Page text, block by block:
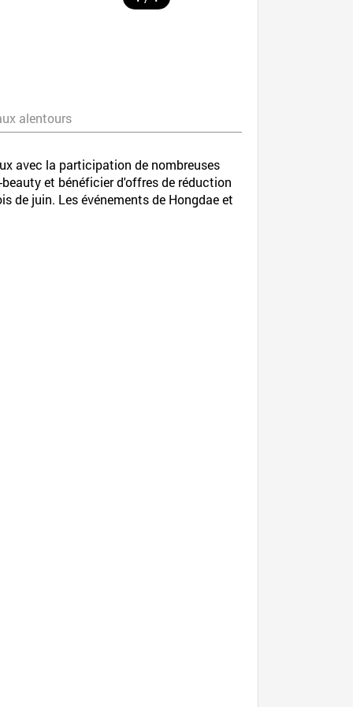
alentours
avec la participation de nombreuses
et bénéficier d'offres de réduction
de juin. Les événements de Hongdae et